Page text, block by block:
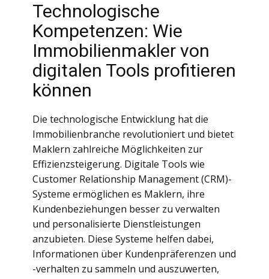
Technologische
Kompetenzen: Wie
Immobilienmakler von
digitalen Tools profitieren
können
Die technologische Entwicklung hat die
Immobilienbranche revolutioniert und bietet
Maklern zahlreiche Möglichkeiten zur
Effizienzsteigerung. Digitale Tools wie
Customer Relationship Management (CRM)-
Systeme ermöglichen es Maklern, ihre
Kundenbeziehungen besser zu verwalten
und personalisierte Dienstleistungen
anzubieten. Diese Systeme helfen dabei,
Informationen über Kundenpräferenzen und
-verhalten zu sammeln und auszuwerten,